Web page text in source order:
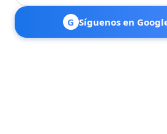
G Síguenos en